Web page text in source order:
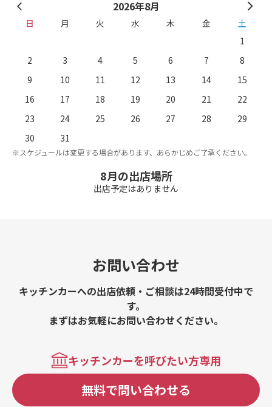
2026年8月
日 月 火 水 木 金
土
1
2
3 4 5 6 7
8
9
10 11 12 13 14
15
16
17 18 19 20 21
22
23
24 25 26 27 28
29
30
31
※スケジュールは変更する場合があります、あらかじめご了承ください。
8月の出店場所
出店予定はありません
お問い合わせ
キッチンカーへの出店依頼・ご相談は24時間受付中で
す。
まずはお気軽にお問い合わせください。
キッチンカーを呼びたい方専用
無料で問い合わせる